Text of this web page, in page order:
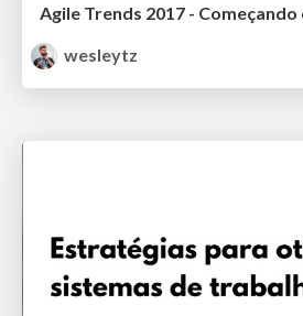
Agile Trends 2017 -
wesleytz